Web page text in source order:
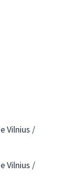
Vilnius /
Vilnius /